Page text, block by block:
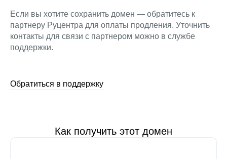
Если вы хотите сохранить домен — обратитесь к
партнеру Руцентра для оплаты продления. Уточнить
контакты для связи с партнером можно в службе
поддержки.
Обратиться в поддержку
Как получить этот домен